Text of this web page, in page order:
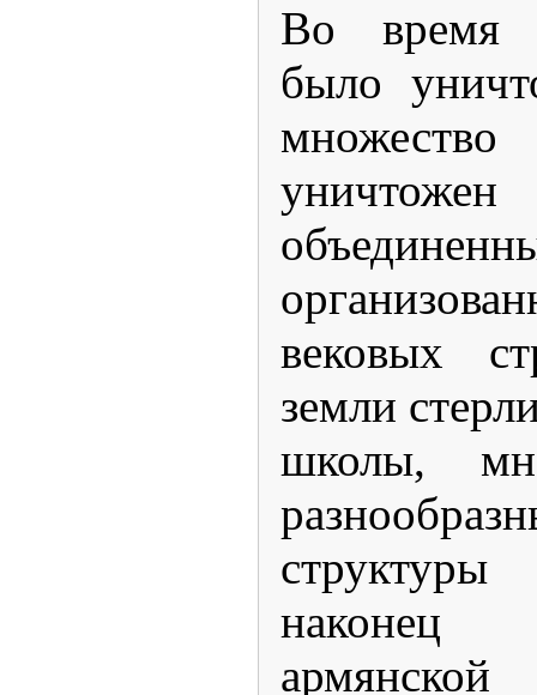
Во время
было
вековых
земли
школы,
наконец